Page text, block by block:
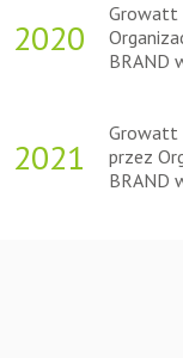
2020
Growatt
BRAND
2021
Growatt
przez
BRAND